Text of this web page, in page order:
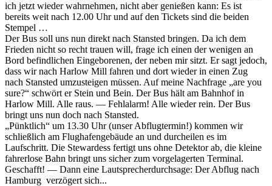
ich jetzt wieder wahrnehmen, nicht aber genießen kann: Es ist
bereits weit nach 12.00 Uhr und auf den Tickets sind die beiden
Stempel …
Der Bus soll uns nun direkt nach Stansted bringen. Da ich dem
Frieden nicht so recht trauen will, frage ich einen der wenigen an
Bord befindlichen Eingeborenen, der neben mir sitzt. Er sagt jedoch,
dass wir nach Harlow Mill fahren und dort wieder in einen Zug
nach Stansted umzusteigen müssen. Auf meine Nachfrage
are you
sure?
schwört er Stein und Bein. Der Bus hält am Bahnhof in
Harlow Mill. Alle raus. — Fehlalarm! Alle wieder rein. Der Bus
bringt uns nun doch nach Stansted.
Pünktlich
um 13.30 Uhr (unser Abflugtermin!) kommen wir
schließlich am Flughafengebäude an und durcheilen es im
Laufschritt. Die Stewardess fertigt uns ohne Detektor ab, die kleine
fahrerlose Bahn bringt uns sicher zum vorgelagerten Terminal.
Geschafft! — Dann eine Lautsprecherdurchsage: Der Abflug nach
Hamburg verzögert sich...